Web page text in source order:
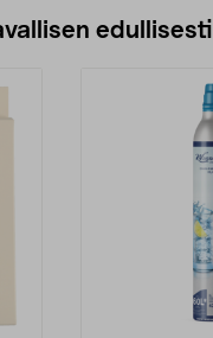
edullisesti